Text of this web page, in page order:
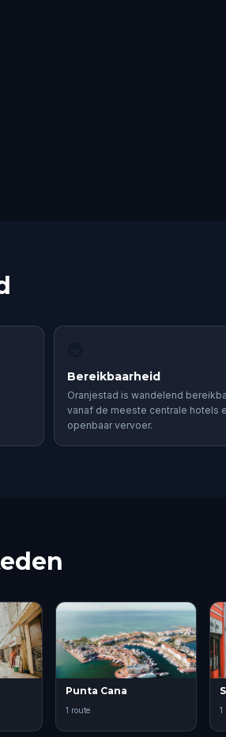
Bereikbaarheid
Oranjestad is wandelend
vanaf de meeste centrale hotels
openbaar vervoer.
Punta Cana
1 route 1